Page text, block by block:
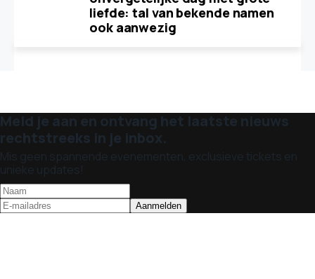
liefde: tal van bekende namen
ook aanwezig
Meld je aan en ontvang het laatste nieuws
rechtstreeks in je inbox.
Mis geen spannende evenementen, exclusieve tickets en
unieke updates!